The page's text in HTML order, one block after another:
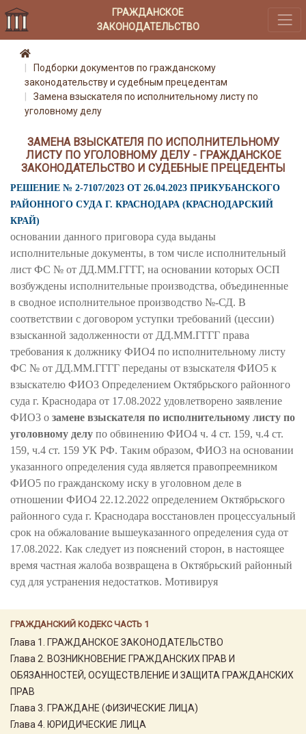
ГРАЖДАНСКОЕ
ЗАКОНОДАТЕЛЬСТВО
ГРАЖДАНСКИЙ КОДЕКС ЧАСТЬ 1
Глава 1. ГРАЖДАНСКОЕ ЗАКОНОДАТЕЛЬСТВО
Глава 2. ВОЗНИКНОВЕНИЕ ГРАЖДАНСКИХ ПРАВ И
ОБЯЗАННОСТЕЙ, ОСУЩЕСТВЛЕНИЕ И ЗАЩИТА ГРАЖДАНСКИХ
ПРАВ
Глава 3. ГРАЖДАНЕ (ФИЗИЧЕСКИЕ ЛИЦА)
Глава 4. ЮРИДИЧЕСКИЕ ЛИЦА
Подборки документов по гражданскому
законодательству и судебным прецедентам
Замена взыскателя по исполнительному листу по
уголовному делу
ЗАМЕНА ВЗЫСКАТЕЛЯ ПО ИСПОЛНИТЕЛЬНОМУ
ЛИСТУ ПО УГОЛОВНОМУ ДЕЛУ - ГРАЖДАНСКОЕ
ЗАКОНОДАТЕЛЬСТВО И СУДЕБНЫЕ ПРЕЦЕДЕНТЫ
РЕШЕНИЕ № 2-7107/2023 ОТ 26.04.2023 ПРИКУБАНСКОГО
РАЙОННОГО СУДА Г. КРАСНОДАРА (КРАСНОДАРСКИЙ
КРАЙ)
основании данного приговора суда выданы
исполнительные документы, в том числе исполнительный
лист ФС № от ДД.ММ.ГГГГ, на основании которых ОСП
возбуждены исполнительные производства, объединенные
в сводное исполнительное производство №-СД. В
соответствии с договором уступки требований (цессии)
взысканной задолженности от ДД.ММ.ГГГГ права
требования к должнику ФИО4 по исполнительному листу
ФС № от ДД.ММ.ГГГГ переданы от взыскателя ФИО5 к
взыскателю ФИО3 Определением Октябрьского районного
суда г. Краснодара от 17.08.2022 удовлетворено заявление
ФИО3 о замене взыскателя по исполнительному листу по
уголовному делу по обвинению ФИО4 ч. 4 ст. 159, ч.4 ст.
159, ч.4 ст. 159 УК РФ. Таким образом, ФИО3 на основании
указанного определения суда является правопреемником
ФИО5 по гражданскому иску в уголовном деле в
отношении ФИО4 22.12.2022 определением Октябрьского
районного суда г. Краснодара восстановлен процессуальный
срок на обжалование вышеуказанного определения суда от
17.08.2022. Как следует из пояснений сторон, в настоящее
время частная жалоба возвращена в Октябрьский районный
суд для устранения недостатков. Мотивируя